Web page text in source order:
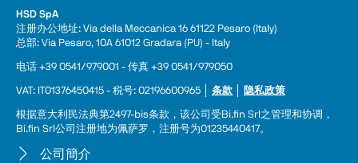
HSD SpA
注册办公地址: Via della Meccanica 16 61122 Pesaro (Italy)
总部: Via Pesaro, 10A 61012 Gradara (PU) - Italy
电话 +39 0541/979001 - 传真 +39 0541/979050
VAT: IT01376450415 - 税号: 02196600965 │ 条款 隐私政策
根据意大利民法典第2497-bis条款，该公司受Bi.fin Srl之管理和协调，
Bi.fin Srl公司注册地为佩萨罗，注册号为01235440417。
公司簡介